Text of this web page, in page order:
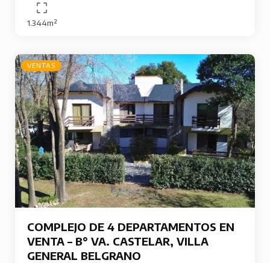
1.344m²
VENTAS
COMPLEJO DE 4 DEPARTAMENTOS EN
VENTA – B° VA. CASTELAR, VILLA
GENERAL BELGRANO